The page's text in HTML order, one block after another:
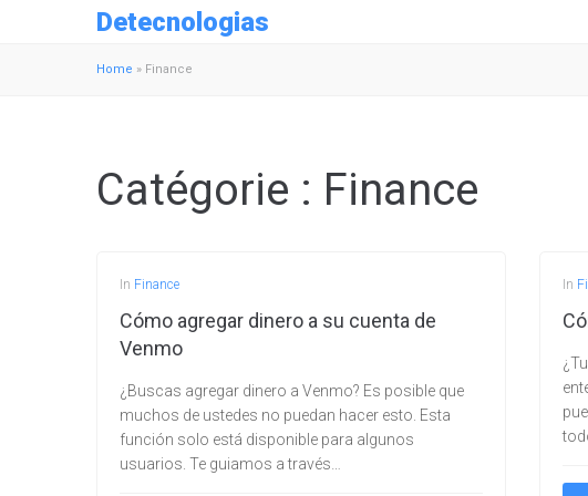
Detecnologias
Home » Finance
Catégorie : Finance
In Finance
Cómo agregar dinero a su cuenta de
Venmo
¿Buscas agregar dinero a Venmo? Es posible que
muchos de ustedes no puedan hacer esto. Esta
función solo está disponible para algunos
usuarios. Te guiamos a través…
In